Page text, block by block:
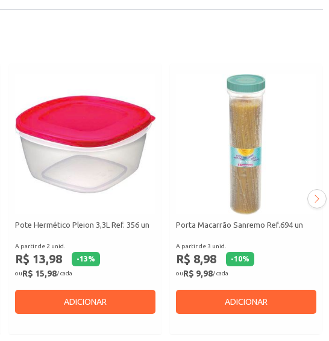
Pote Hermético Pleion 3,3L Ref. 356 un
A partir de 2 unid.
R$ 13,98 -13%
ouR$ 15,98/ cada
ADICIONAR
Porta Macarrão Sanremo Ref.694 un
A partir de 3 unid.
R$ 8,98 -10%
ouR$ 9,98/ cada
ADICIONAR